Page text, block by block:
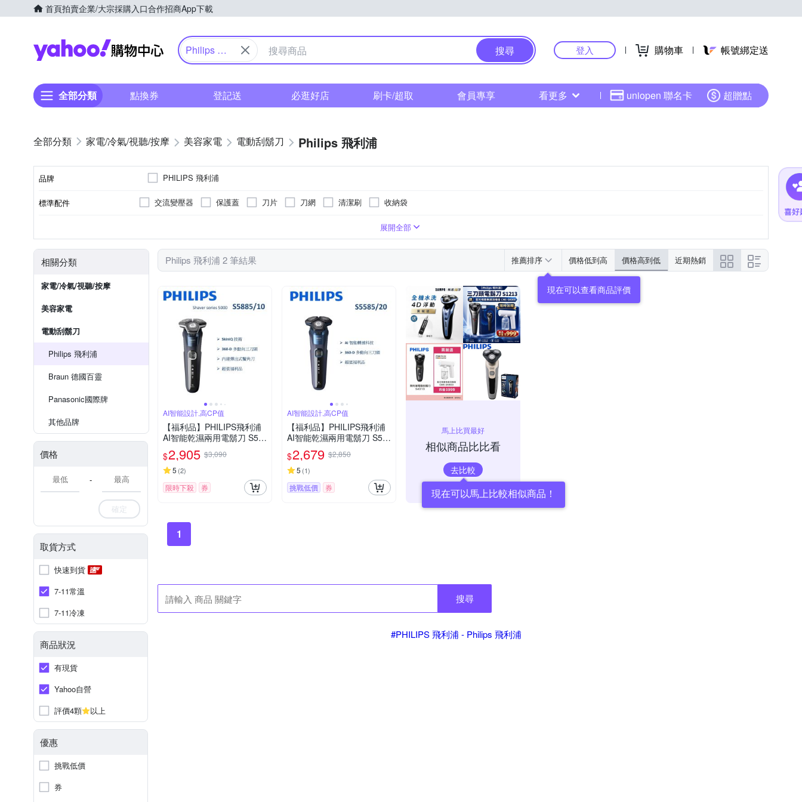
首頁拍賣企業/大宗採購入口合作招商App下載
Yahoo購物中心
Philips 飛
搜尋 登入 購物車 帳號綁定送
全部分類 點換券 登記送 必逛好店 刷卡/超取 會員專享 看更多 uniopen 聯名卡 超贈點
家電/冷氣/視聽/按摩 美容家電 電動刮鬍刀 Philips 飛利浦
品牌 PHILIPS 飛利浦
標準配件 交流變壓器 保護蓋 刀片 刀網 清潔刷 收納袋
展開全部
相關分類
家電/冷氣/視聽/按摩
美容家電
電動刮鬍刀
Philips 飛利浦
Braun 德國百靈
Panasonic國際牌
其他品牌
價格
-
確定
取貨方式
快速到貨
7-11常溫
7-11冷凍
商品狀況
有現貨
Yahoo自營
評價4顆
以上
優惠
挑戰低價
券
Philips 飛利浦 2 筆結果 推薦排序 價格低到高 價格高到低 近期熱銷
現在可以查看商品評價
AI智能設計,高CP值
【福利品】PHILIPS飛利浦
AI智能乾濕兩用電鬍刀 S58
85/10 (一年保固)
$2,905 $3,090
5 (2)
限時下殺 券
AI智能設計,高CP值
【福利品】PHILIPS飛利浦
AI智能乾濕兩用電鬍刀 S55
85/20 (一年保固)
$2,679 $2,850
5 (1)
挑戰低價 券
馬上比買最好
相似商品比比看
去比較
現在可以馬上比較相似商品！
1
搜尋
#PHILIPS 飛利浦 - Philips 飛利浦